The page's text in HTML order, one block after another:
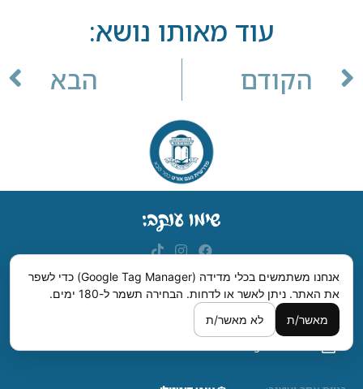
עוד מאותו נושא:
הקודם הבא
מדרשית נעם, רחבת ישראל סדן, רחוב לילינבלום, כפר סבא.
09-7420006
אנחנו משתמשים בכלי מדידה (Google Tag Manager) כדי לשפר
את האתר. ניתן לאשר או לדחות. הבחירה תשמר ל-180 ימים.
מאשר/ת
לא מאשר/ת